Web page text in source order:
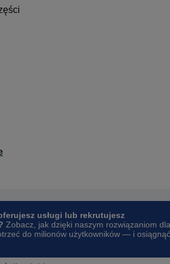
usługi lub rekrutujesz
Zobacz, jak dzięki naszym rozwiązaniom dla
do milionów użytkowników — i osiągnąć